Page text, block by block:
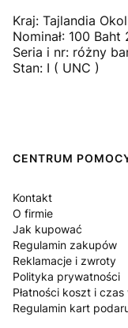
Kraj: Tajlandia
Nominał: 100 Baht
Seria i nr: różny
Stan: I ( UNC )
Linki w stopce
CENTRUM
Kontakt
O firmie
Jak kupować
Regulamin zakupów
Reklamacje i zwroty
Polityka prywatności
Płatności koszt i czas
Regulamin kart